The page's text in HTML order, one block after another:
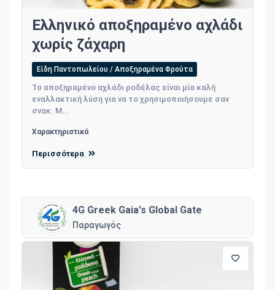
Ελληνικό αποξηραμένο αχλάδι
χωρίς ζάχαρη
Είδη Παντοπωλείου / Αποξηραμένα Φρούτα
To αποξηραμένο αχλάδι ροδέλας είναι μία καλή
εναλλακτική λύση για να το χρησιμοποιήσουμε σαν
σνακ. Μ...
Χαρακτηριστικά
Περισσότερα
4G Greek Gaia's Global Gate
Παραγωγός